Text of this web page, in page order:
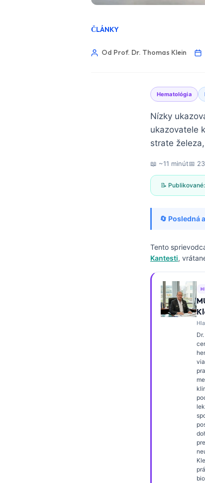
ČLÁNKY
Od Prof. Dr. Thomas Klein
Hematológia
Nízky
ukazovatele
strate
📖 ~11 minút📅
📝 Publikované:
🔄 Posledná
Tento
Kantesti,